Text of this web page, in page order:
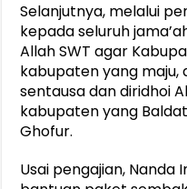
Selanjutnya, melalui
kepada seluruh
Allah SWT agar
kabupaten yang maju,
sentausa dan diridhoi
kabupaten yang
Ghofur.
Usai pengajian, Nanda